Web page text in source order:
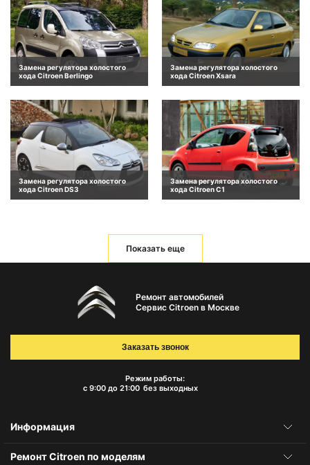
Замена регулятора холостого
хода Citroen Berlingo
Замена регулятора холостого
хода Citroen Xsara
Замена регулятора холостого
хода Citroen DS3
Замена регулятора холостого
хода Citroen C1
Показать еще
Ремонт автомобилей
Сервис Citroen в Москве
Режим работы:
с 9:00 до 21:00 без выходных
Заказать звонок
Информация
Ремонт Citroen по моделям